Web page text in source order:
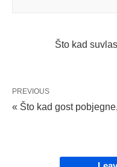
Što kad
PREVIOUS
« Što kad gost